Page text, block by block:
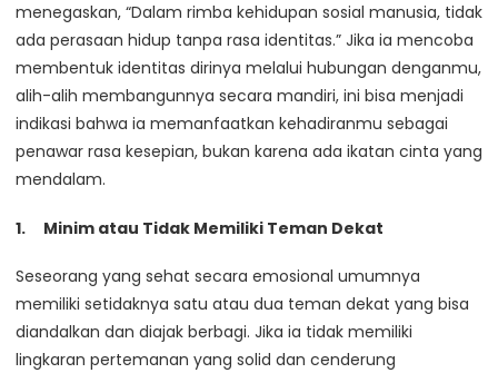
menegaskan, “Dalam rimba kehidupan sosial manusia, tidak
ada perasaan hidup tanpa rasa identitas.” Jika ia mencoba
membentuk identitas dirinya melalui hubungan denganmu,
alih-alih membangunnya secara mandiri, ini bisa menjadi
indikasi bahwa ia memanfaatkan kehadiranmu sebagai
penawar rasa kesepian, bukan karena ada ikatan cinta yang
mendalam.
Minim atau Tidak Memiliki Teman Dekat
Seseorang yang sehat secara emosional umumnya
memiliki setidaknya satu atau dua teman dekat yang bisa
diandalkan dan diajak berbagi. Jika ia tidak memiliki
lingkaran pertemanan yang solid dan cenderung